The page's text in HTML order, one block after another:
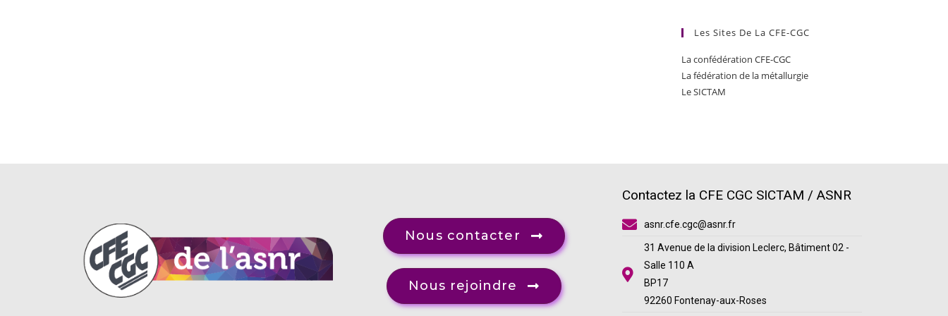
Les Sites De La CFE-CGC
La confédération CFE-CGC
La fédération de la métallurgie
Le SICTAM
Nous contacter
Nous rejoindre
Contactez la CFE CGC SICTAM / ASNR
asnr.cfe.cgc@asnr.fr
31 Avenue de la division Leclerc, Bâtiment 02 -
Salle 110 A
BP17
92260 Fontenay-aux-Roses